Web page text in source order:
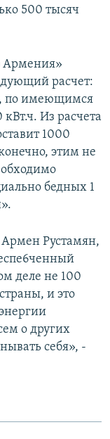
500 тысяч
Армения»
расчет:
по имеющимся
Из расчета
1000
этим не
бедных 1
Рустамян,
деле не 100
и это
о других
себя», -